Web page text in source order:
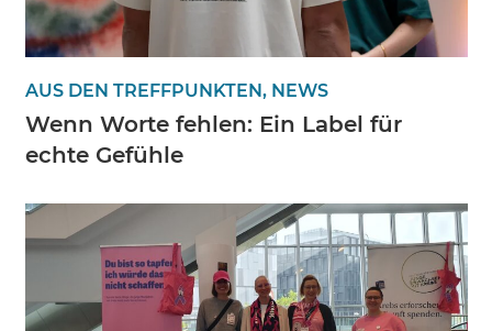
AUS DEN TREFFPUNKTEN, NEWS
Wenn Worte fehlen: Ein Label für
echte Gefühle